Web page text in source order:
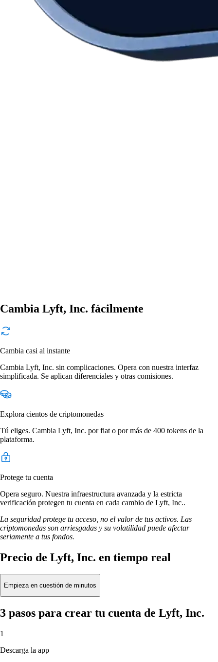
Cambia Lyft, Inc. fácilmente
Cambia casi al instante
Cambia Lyft, Inc. sin complicaciones. Opera con nuestra interfaz
simplificada. Se aplican diferenciales y otras comisiones.
Explora cientos de criptomonedas
Tú eliges. Cambia Lyft, Inc. por fiat o por más de 400 tokens de la
plataforma.
Protege tu cuenta
Opera seguro. Nuestra infraestructura avanzada y la estricta
verificación protegen tu cuenta en cada cambio de Lyft, Inc..
La seguridad protege tu acceso, no el valor de tus activos. Las
criptomonedas son arriesgadas y su volatilidad puede afectar
seriamente a tus fondos.
Precio de Lyft, Inc. en tiempo real
Empieza en cuestión de minutos
3 pasos para crear tu cuenta de Lyft, Inc.
1
Descarga la app